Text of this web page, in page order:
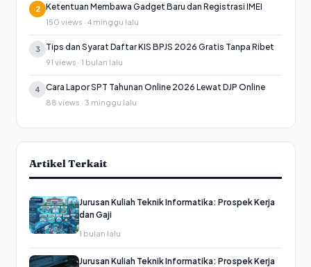
2 Ketentuan Membawa Gadget Baru dan Registrasi IMEI
150 views · 4 minggu lalu
3 Tips dan Syarat Daftar KIS BPJS 2026 Gratis Tanpa Ribet
91 views · 1 bulan lalu
4 Cara Lapor SPT Tahunan Online 2026 Lewat DJP Online
88 views · 3 minggu lalu
Artikel Terkait
Jurusan Kuliah Teknik Informatika: Prospek Kerja
dan Gaji
1 bulan lalu
Jurusan Kuliah Teknik Informatika: Prospek Kerja